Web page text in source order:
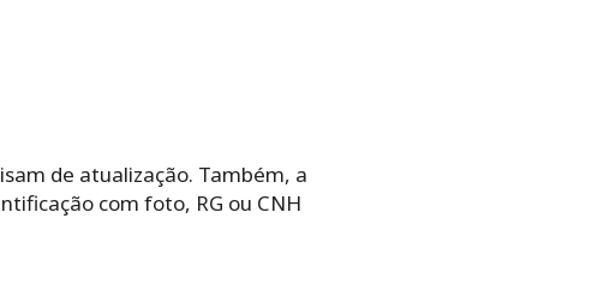
de atualização. Também, a
com foto, RG ou CNH